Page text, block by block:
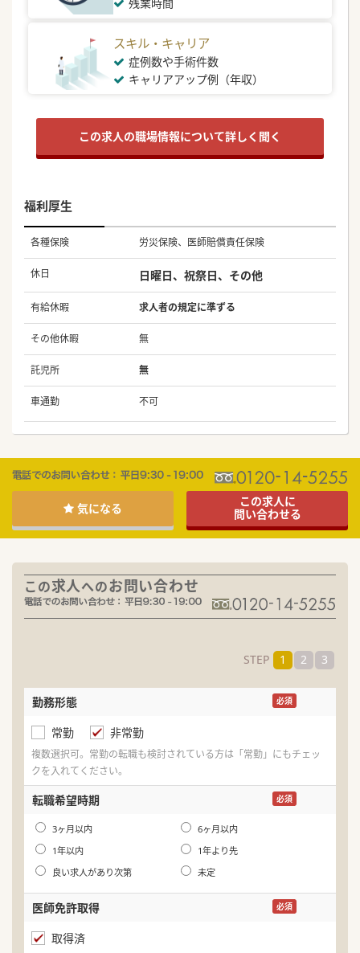
残業時間
スキル・キャリア
症例数や手術件数
キャリアアップ例（年収）
この求人の職場情報について詳しく聞く
福利厚生
各種保険 労災保険、医師賠償責任保険
休日 日曜日、祝祭日、その他
有給休暇 求人者の規定に準ずる
その他休暇 無
託児所 無
車通勤 不可
気になる
この求人に
問い合わせる
この求人へのお問い合わせ
STEP 1 2 3
勤務形態 必須
常勤 非常勤
複数選択可。常勤の転職も検討されている方は「常勤」にもチェッ
クを入れてください。
転職希望時期 必須
3ヶ月以内
6ヶ月以内
1年以内
1年より先
良い求人があり次第
未定
医師免許取得 必須
取得済